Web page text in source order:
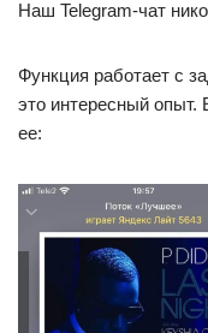
Наш Telegram-чат
Функция работает с
это интересный опыт.
ее: